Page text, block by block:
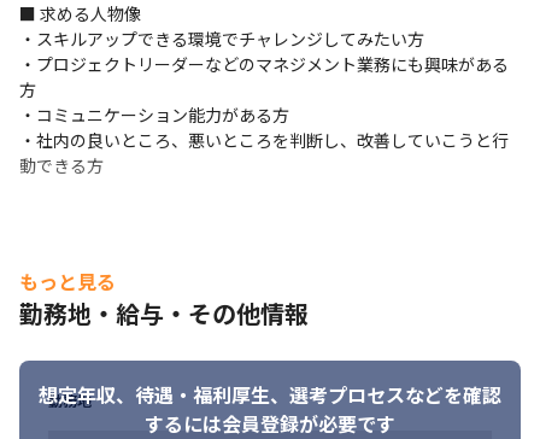
■ この仕事の魅力、面白み
・当社は実際にユーザーとしてもSAP S/4HANAクラウドを自社で
も導入しているので、同じ製造業のユーザーとしての視点を持っ
てお客様に提案できるだけではなく、社内でもSAPコンサルタン
トとして活躍するチャンスがあります
■ 求める人物像
・スキルアップできる環境でチャレンジしてみたい方
・プロジェクトリーダーなどのマネジメント業務にも興味がある
方
・コミュニケーション能力がある方
・社内の良いところ、悪いところを判断し、改善していこうと行
動できる方
もっと見る
勤務地・給与・その他情報
想定年収、待遇・福利厚生、 選考プロセスなどを確認
するには会員登録が必要です
勤務地